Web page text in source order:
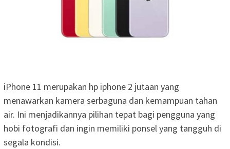
iPhone 11 merupakan hp iphone 2 jutaan yang
menawarkan kamera serbaguna dan kemampuan tahan
air. Ini menjadikannya pilihan tepat bagi pengguna yang
hobi fotografi dan ingin memiliki ponsel yang tangguh di
segala kondisi.